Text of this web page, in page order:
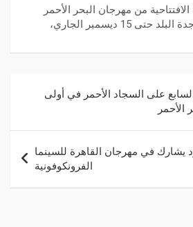
من مهرجان البحر الأحمر
15 ديسمبر الجاري،
على السجاد الأحمر في أولى
الأحمر
يشارك في مهرجان القاهرة للسينما
الفرونكوفونية